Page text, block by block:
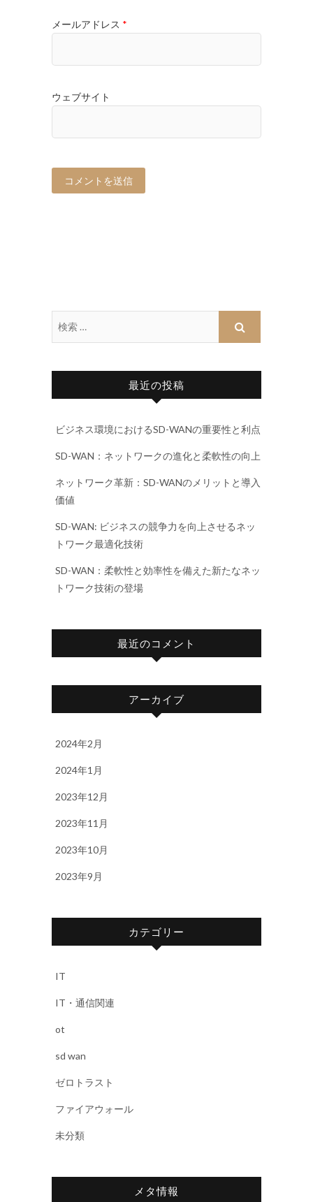
メールアドレス *
ウェブサイト
最近の投稿
ビジネス環境におけるSD-WANの重要性と利点
SD-WAN：ネットワークの進化と柔軟性の向上
ネットワーク革新：SD-WANのメリットと導入
価値
SD-WAN: ビジネスの競争力を向上させるネッ
トワーク最適化技術
SD-WAN：柔軟性と効率性を備えた新たなネッ
トワーク技術の登場
最近のコメント
アーカイブ
2024年2月
2024年1月
2023年12月
2023年11月
2023年10月
2023年9月
カテゴリー
IT
IT・通信関連
ot
sd wan
ゼロトラスト
ファイアウォール
未分類
メタ情報